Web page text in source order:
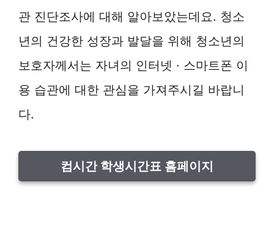
관 진단조사에 대해 알아보았는데요. 청소
년의 건강한 성장과 발달을 위해 청소년의
보호자께서는 자녀의 인터넷 · 스마트폰 이
용 습관에 대한 관심을 가져주시길 바랍니
다.
컴시간 학생시간표 홈페이지